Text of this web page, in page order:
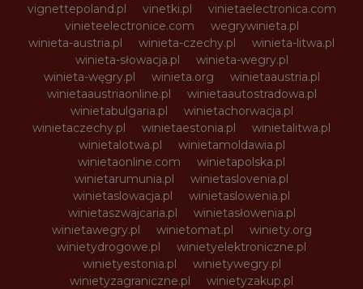
vignettepoland.pl
vinetki.pl
vinietaelectronica.com
vinieteelectronice.com
wegrywinieta.pl
winieta-austria.pl
winieta-czechy.pl
winieta-litwa.pl
winieta-słowacja.pl
winieta-wegry.pl
winieta-węgry.pl
winieta.org
winietaaustria.pl
winietaaustriaonline.pl
winietaautostradowa.pl
winietabulgaria.pl
winietachorwacja.pl
winietaczechy.pl
winietaestonia.pl
winietalitwa.pl
winietalotwa.pl
winietamoldawia.pl
winietaonline.com
winietapolska.pl
winietarumunia.pl
winietaslovenia.pl
winietaslowacja.pl
winietaslowenia.pl
winietaszwajcaria.pl
winietasłowenia.pl
winietawegry.pl
winietomat.pl
winiety.org
winietydrogowe.pl
winietyelektroniczne.pl
winietyestonia.pl
winietywegry.pl
winietyzagraniczne.pl
winietyzakup.pl